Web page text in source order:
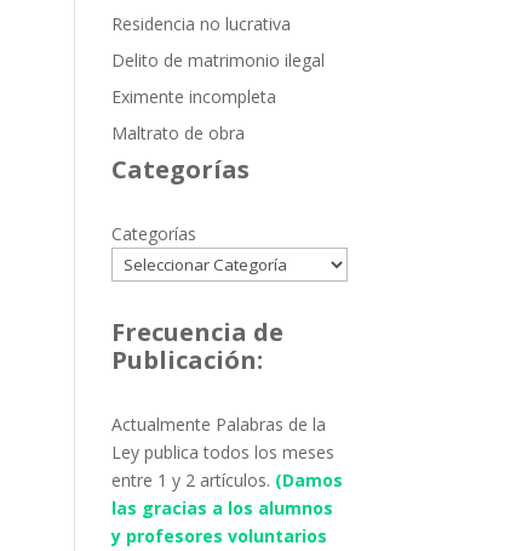
Residencia no lucrativa
Delito de matrimonio ilegal
Eximente incompleta
Maltrato de obra
Categorías
Categorías
Frecuencia de
Publicación:
Actualmente Palabras de la
Ley publica todos los meses
entre 1 y 2 artículos. (Damos
las gracias a los alumnos
y profesores voluntarios